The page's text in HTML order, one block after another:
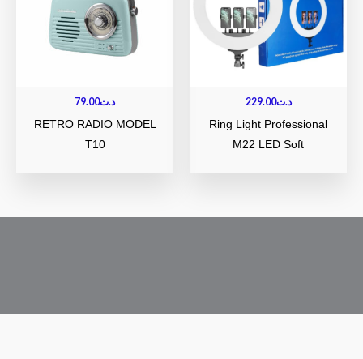
د.ت79.00
RETRO RADIO MODEL
T10
د.ت229.00
Ring Light Professional
M22 LED Soft